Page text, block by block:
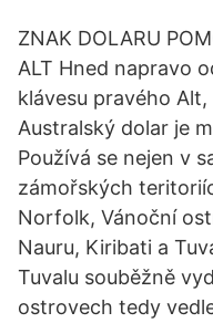
ZNAK DOLARU
ALT Hned napravo
klávesu pravého
Australský dolar je
Používá se nejen v
zámořských
Norfolk, Vánoční
Nauru, Kiribati a
Tuvalu souběžně
ostrovech tedy